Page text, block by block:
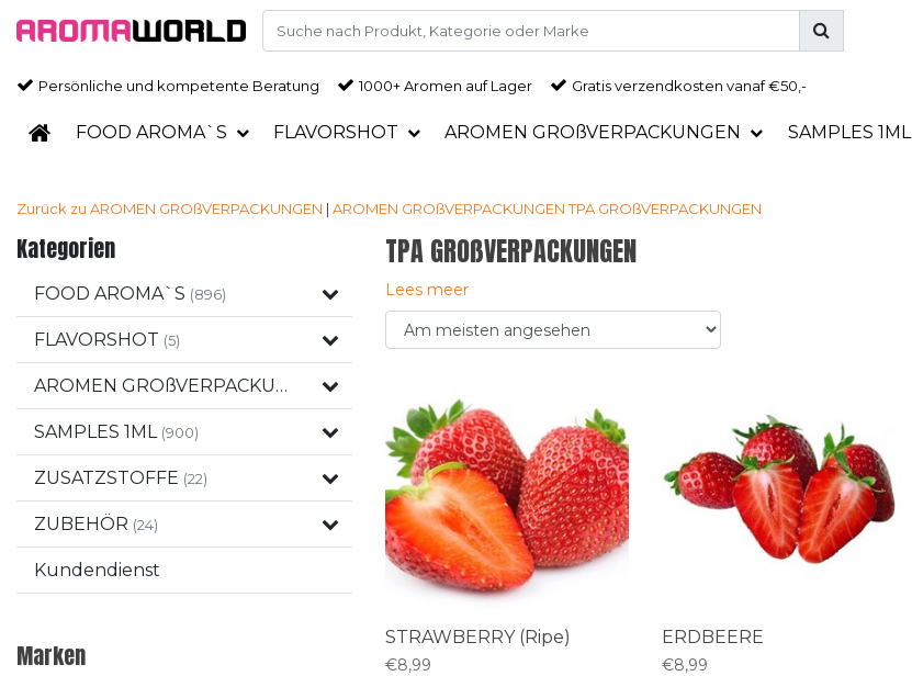
Persönliche und kompetente Beratung 1000+ Aromen auf Lager Gratisverzendkosten vanaf €50,-
FOOD AROMA`S FLAVORSHOT AROMEN GROßVERPACKUNGEN SAMPLES 1ML
Zurück zu AROMEN GROßVERPACKUNGEN | AROMEN GROßVERPACKUNGEN TPA GROßVERPACKUNGEN
Kategorien
FOOD AROMA`S (896)
FLAVORSHOT (5)
AROMEN GROßVERPACKUNGEN (120)
SAMPLES 1ML (900)
ZUSATZSTOFFE (22)
ZUBEHÖR (24)
Kundendienst
Marken
TPA GROßVERPACKUNGEN
Lees meer
STRAWBERRY (Ripe)
€8,99
ERDBEERE
€8,99